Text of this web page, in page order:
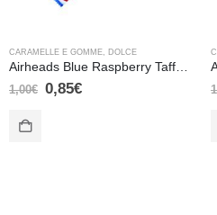
CARAMELLE E GOMME, DOLCE
Airheads Blue Raspberry Taffy Candy – 15,6 gr
1,00€ 0,85€